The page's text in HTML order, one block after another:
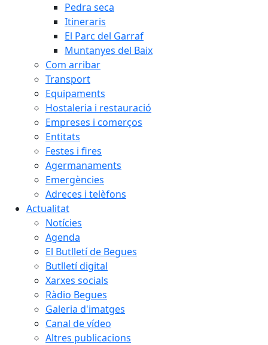
Pedra seca
Itineraris
El Parc del Garraf
Muntanyes del Baix
Com arribar
Transport
Equipaments
Hostaleria i restauració
Empreses i comerços
Entitats
Festes i fires
Agermanaments
Emergències
Adreces i telèfons
Actualitat
Notícies
Agenda
El Butlletí de Begues
Butlletí digital
Xarxes socials
Ràdio Begues
Galeria d'imatges
Canal de vídeo
Altres publicacions